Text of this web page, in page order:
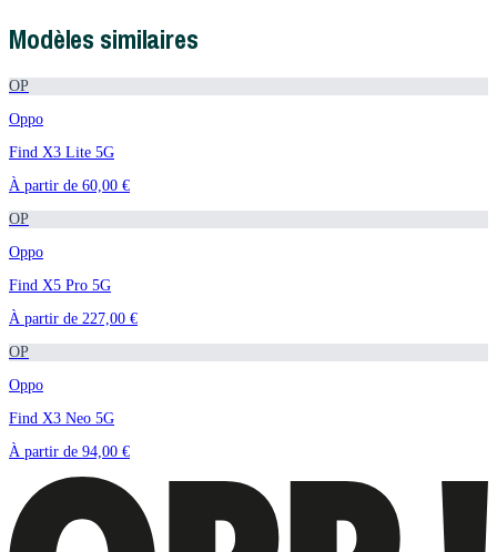
Modèles similaires
OP
Oppo
Find X3 Lite 5G
À partir de 60,00 €
OP
Oppo
Find X5 Pro 5G
À partir de 227,00 €
OP
Oppo
Find X3 Neo 5G
À partir de 94,00 €